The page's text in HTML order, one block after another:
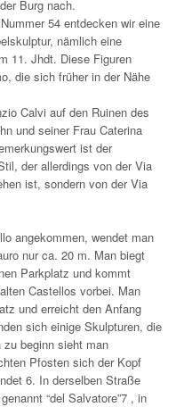
Burg nach.
54 entdecken wir eine
nämlich eine
11. Jhdt. Diese Figuren
die sich früher in der Nähe
Calvi auf den Ruinen des
und seiner Frau Caterina
ist der
der allerdings von der Via
ist, sondern von der Via
angekommen, wendet man
nur ca. 20 m. Man biegt
Parkplatz und kommt
Castellos vorbei. Man
und erreicht den Anfang
sich einige Skulpturen, die
beginn sieht man
Pfosten sich der Kopf
6. In derselben Straße
“del Salvatore”7 , in